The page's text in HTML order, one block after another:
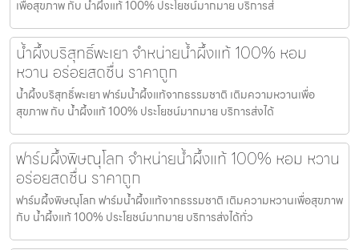
เพื่อสุขภาพ กับ น้ำผึ้งแท้ 100% ประโยชน์มากมาย บริการส่
น้ำผึ้งบริสุทธิ์พะเยา จำหน่ายน้ำผึ้งแท้ 100% หอม
หวาน อร่อยสดชื่น ราคาถูก
น้ำผึ้งบริสุทธิ์พะเยา ฟาร์มน้ำผึ้งแท้จากธรรมชาติ เติมความหวานเพื่อ
สุขภาพ กับ น้ำผึ้งแท้ 100% ประโยชน์มากมาย บริการส่งได้
ฟาร์มผึ้งพิษณุโลก จำหน่ายน้ำผึ้งแท้ 100% หอม หวาน
อร่อยสดชื่น ราคาถูก
ฟาร์มผึ้งพิษณุโลก ฟาร์มน้ำผึ้งแท้จากธรรมชาติ เติมความหวานเพื่อสุขภาพ
กับ น้ำผึ้งแท้ 100% ประโยชน์มากมาย บริการส่งได้ทั่ว